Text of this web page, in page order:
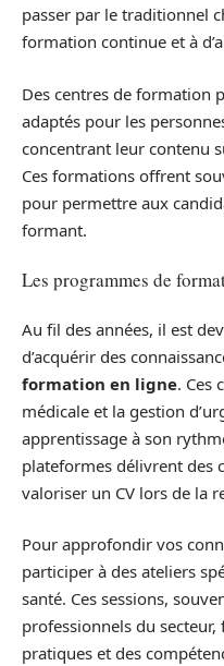
passer par le traditionnel
formation continue et à
Des centres de formation
adaptés pour les
concentrant leur contenu
Ces formations offrent
pour permettre aux
formant.
Les programmes de
Au fil des années, il est
d’acquérir des
formation en ligne. Ces
médicale et la gestion
apprentissage à son
plateformes délivrent des
valoriser un CV lors de la
Pour approfondir vos
participer à des ateliers
santé. Ces sessions,
professionnels du
pratiques et des